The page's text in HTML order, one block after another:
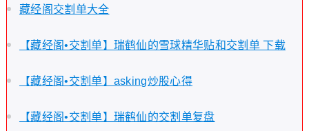
藏经阁交割单大全
【藏经阁•交割单】瑞鹤仙的雪球精华贴和交割单 下载
【藏经阁•交割单】asking炒股心得
【藏经阁•交割单】瑞鹤仙的交割单复盘